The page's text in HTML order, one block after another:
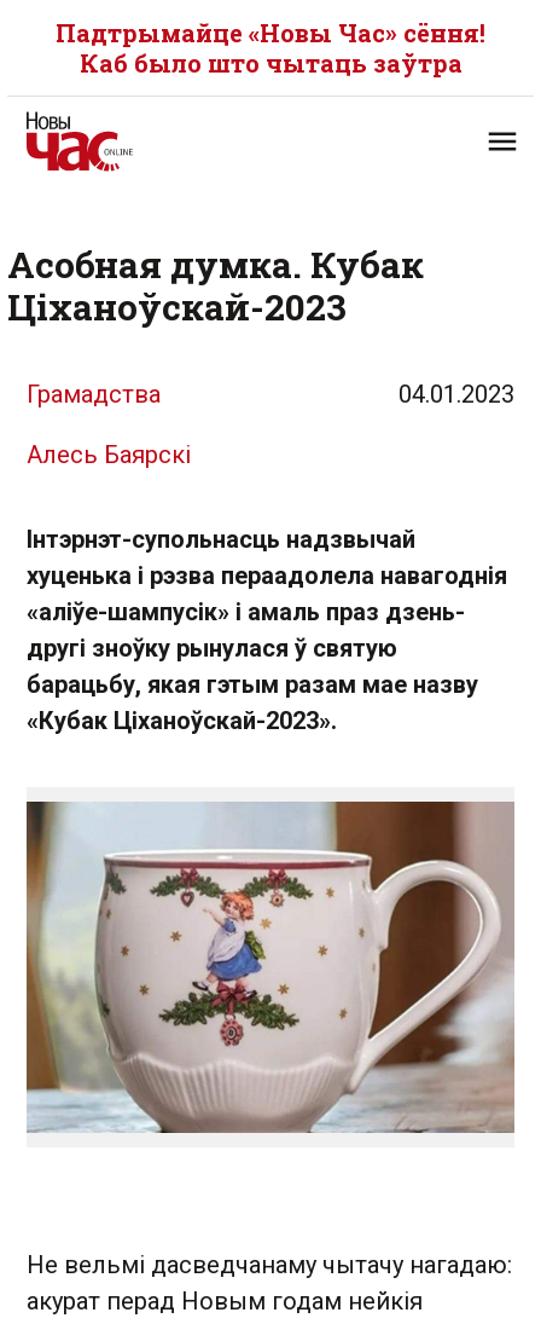
Падтрымайце «Новы Час» сёння!
Каб было што чытаць заўтра
Асобная думка. Кубак
Ціханоўскай-2023
Грамадства 04.01.2023
Алесь Баярскі
Інтэрнэт-супольнасць надзвычай
хуценька і рэзва пераадолела навагоднія
«аліўе-шампусік» і амаль праз дзень-
другі зноўку рынулася ў святую
барацьбу, якая гэтым разам мае назву
«Кубак Ціханоўскай-2023».
Не вельмі дасведчанаму чытачу нагадаю:
акурат перад Новым годам нейкія